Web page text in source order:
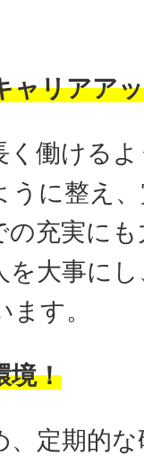
ャリアア
く働ける
うに整え
の充実に
を大事に
す。
境！
、定期的